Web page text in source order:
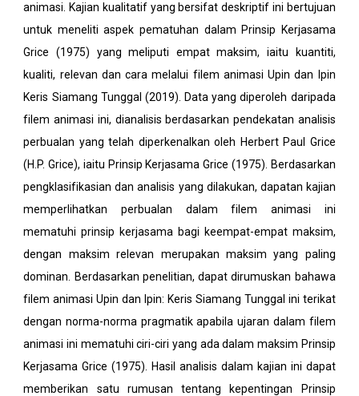
animasi. Kajian kualitatif yang bersifat deskriptif ini bertujuan
untuk meneliti aspek pematuhan dalam Prinsip Kerjasama
Grice (1975) yang meliputi empat maksim, iaitu kuantiti,
kualiti, relevan dan cara melalui filem animasi Upin dan Ipin
Keris Siamang Tunggal (2019). Data yang diperoleh daripada
filem animasi ini, dianalisis berdasarkan pendekatan analisis
perbualan yang telah diperkenalkan oleh Herbert Paul Grice
(H.P. Grice), iaitu Prinsip Kerjasama Grice (1975). Berdasarkan
pengklasifikasian dan analisis yang dilakukan, dapatan kajian
memperlihatkan perbualan dalam filem animasi ini
mematuhi prinsip kerjasama bagi keempat-empat maksim,
dengan maksim relevan merupakan maksim yang paling
dominan. Berdasarkan penelitian, dapat dirumuskan bahawa
filem animasi Upin dan Ipin: Keris Siamang Tunggal ini terikat
dengan norma-norma pragmatik apabila ujaran dalam filem
animasi ini mematuhi ciri-ciri yang ada dalam maksim Prinsip
Kerjasama Grice (1975). Hasil analisis dalam kajian ini dapat
memberikan satu rumusan tentang kepentingan Prinsip